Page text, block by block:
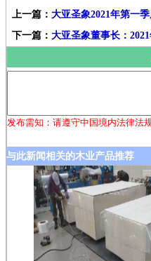
上一篇： 大亚圣象2021年第一
下一篇： 大亚圣象董事长：
发布需知：请遵守中国境内法律法
与此新闻相关的木业产品推荐